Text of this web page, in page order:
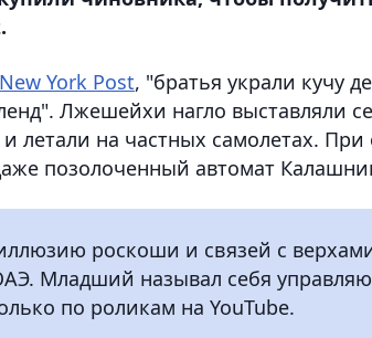
York Post, "братья украли кучу
Лжешейхи нагло выставляли
и летали на частных самолетах.
позолоченный автомат
роскоши и связей с
Младший называл себя
по роликам на YouTube.